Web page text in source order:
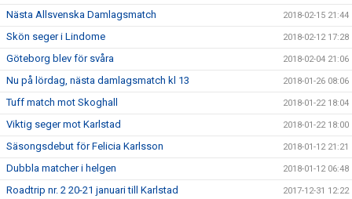
Nästa Allsvenska Damlagsmatch 2018-02-15 21:44
Skön seger i Lindome 2018-02-12 17:28
Göteborg blev för svåra 2018-02-04 21:06
Nu på lördag, nästa damlagsmatch kl 13 2018-01-26 08:06
Tuff match mot Skoghall 2018-01-22 18:04
Viktig seger mot Karlstad 2018-01-22 18:00
Säsongsdebut för Felicia Karlsson 2018-01-12 21:21
Dubbla matcher i helgen 2018-01-12 06:48
Roadtrip nr. 2 20-21 januari till Karlstad 2017-12-31 12:22